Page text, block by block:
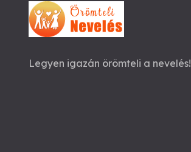
Legyen igazán örömteli a nevelés!